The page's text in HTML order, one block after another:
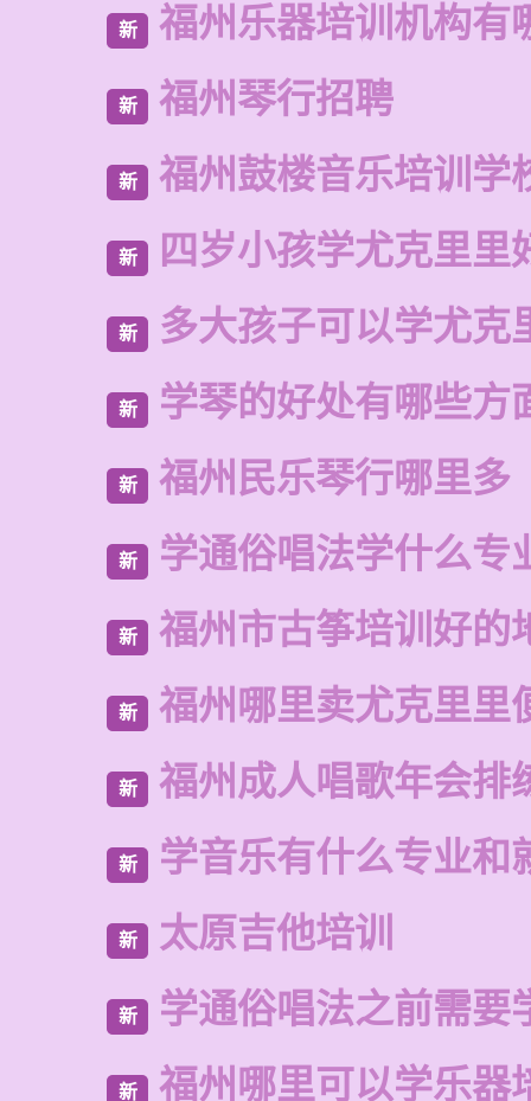
新 福州乐器培训机构有
新 福州琴行招聘
新 福州鼓楼音乐培训学
新 四岁小孩学尤克里里
新 多大孩子可以学尤克
新 学琴的好处有哪些方
新 福州民乐琴行哪里多
新 学通俗唱法学什么专
新 福州市古筝培训好的
新 福州哪里卖尤克里里
新 福州成人唱歌年会排
新 学音乐有什么专业和
新 太原吉他培训
新 学通俗唱法之前需要
新 福州哪里可以学乐器